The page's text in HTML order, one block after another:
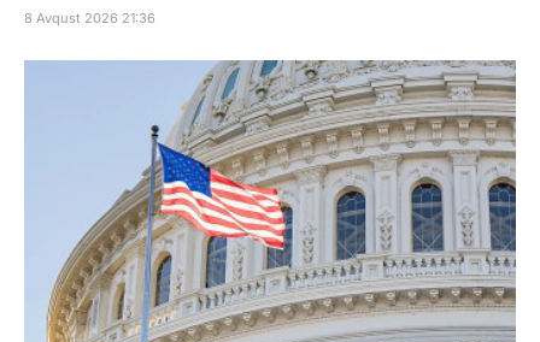
8 Avqust 2026 21:36